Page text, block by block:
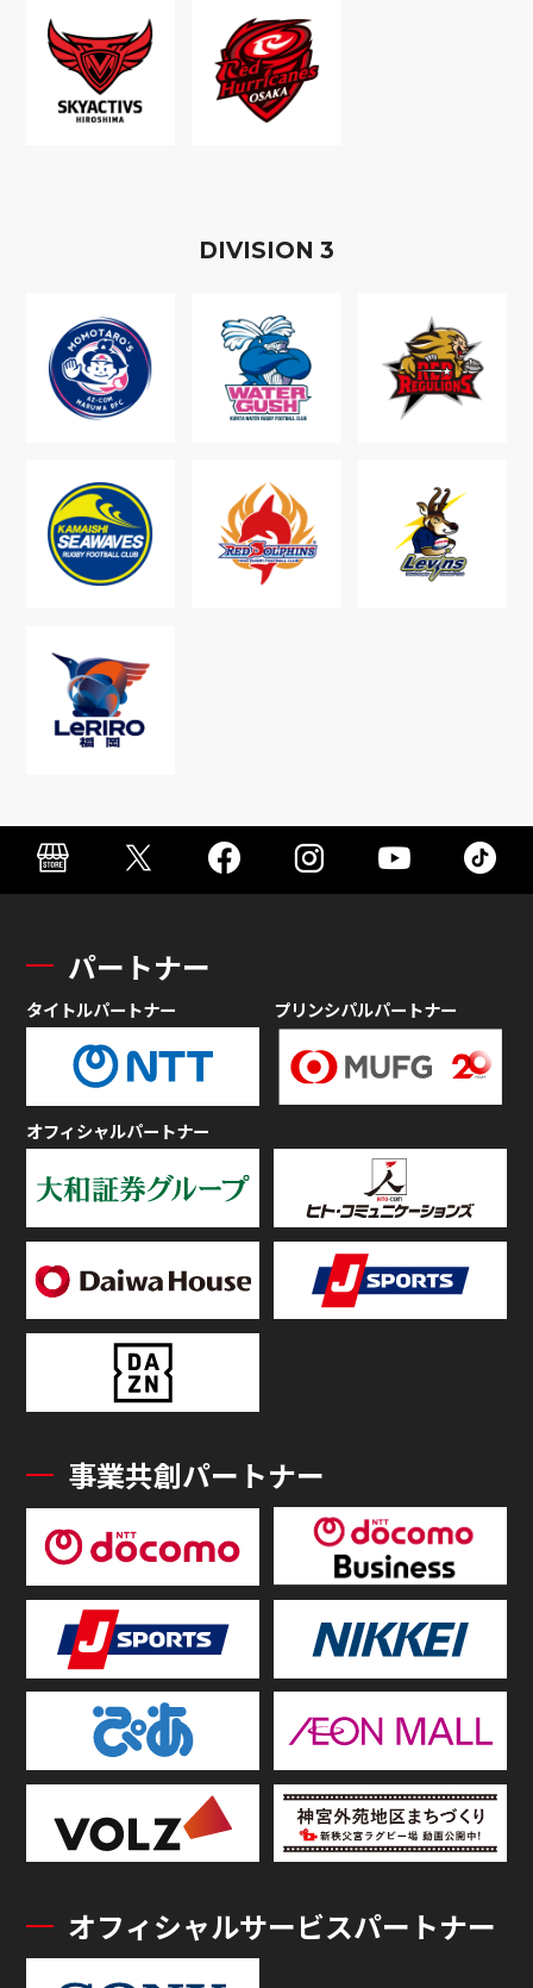
DIVISION 3
パートナー
タイトルパートナー プリンシパルパートナー
オフィシャルパートナー
事業共創パートナー
オフィシャルサービスパートナー